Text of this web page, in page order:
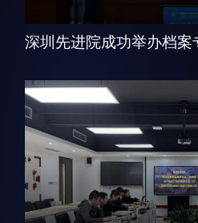
实验动物管理
分析测试中心
生物安全管理
深圳先进院成功举办档案